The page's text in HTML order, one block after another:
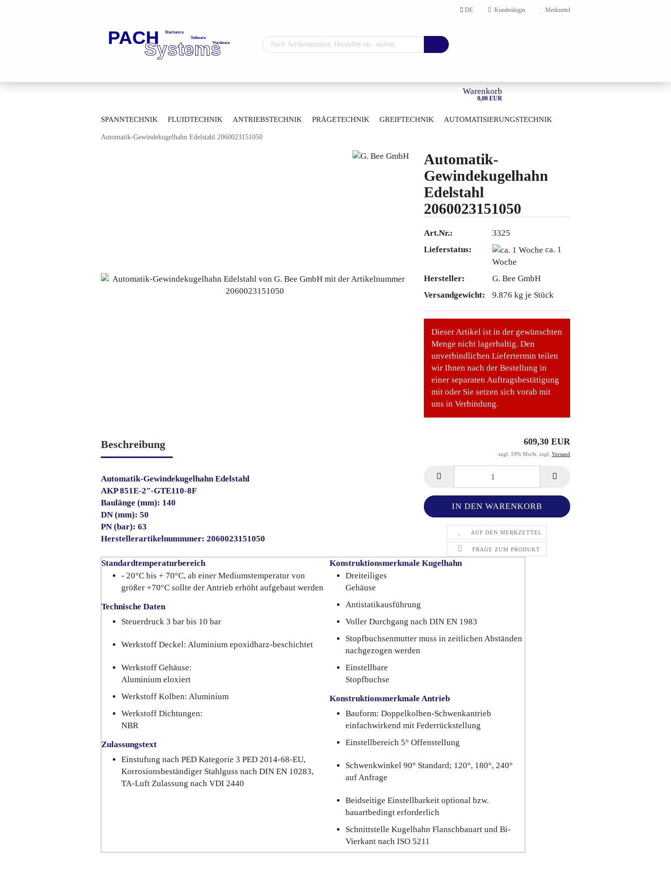
DE Kundenlogin
Passwort vergessen?
Merkzettel
Warenkorb
0,00 EUR
SPANNTECHNIK FLUIDTECHNIK ANTRIEBSTECHNIK PRÄGETECHNIK GREIFTECHNIK AUTOMATISIERUNGSTECHNIK
MESSTECHNIK LAGERTECHNIK ARTIKELÜBERSICHT
» »
Automatik-Gewindekugelhahn Edelstahl 2060023151050
Automatik-
Gewindekugelhahn
Edelstahl
2060023151050
Art.Nr.:
3325
Lieferstatus:
ca. 1
Woche
Hersteller:
G. Bee GmbH
Versandgewicht:
9.876 kg je Stück
Dieser Artikel ist in der gewünschten
Menge nicht lagerhaltig. Den
unverbindlichen Liefertermin teilen
wir Ihnen nach der Bestellung in
einer separaten Auftragsbestätigung
mit oder Sie setzen sich vorab mit
uns in Verbindung.
609,30 EUR
zzgl. 19% MwSt. zzgl. Versand
AUF DEN MERKZETTEL
FRAGE ZUM PRODUKT
Beschreibung
Automatik-Gewindekugelhahn Edelstahl
AKP 851E-2"-GTE110-8F
Baulänge (mm): 140
DN (mm): 50
PN (bar): 63
Herstellerartikelnummmer: 2060023151050
Standardtemperaturbereich
Konstruktionsmerkmale Kugelhahn
- 20°C bis + 70°C, ab einer Mediumstemperatur von
größer +70°C sollte der Antrieb erhöht aufgebaut werden
Dreiteiliges
Gehäuse
Technische Daten
Antistatikausführung
Steuerdruck 3 bar bis 10 bar
Voller Durchgang nach DIN EN 1983
Werkstoff Deckel: Aluminium epoxidharz-beschichtet
Stopfbuchsenmutter muss in zeitlichen Abständen
nachgezogen werden
Werkstoff Gehäuse:
Aluminium eloxiert
Einstellbare
Stopfbuchse
Werkstoff Kolben: Aluminium
Konstruktionsmerkmale Antrieb
Werkstoff Dichtungen:
NBR
Bauform: Doppelkolben-Schwenkantrieb
einfachwirkend mit Federrückstellung
Zulassungstext
Einstellbereich 5° Offenstellung
Einstufung nach PED Kategorie 3 PED 2014-68-EU,
Korrosionsbeständiger Stahlguss nach DIN EN 10283,
TA-Luft Zulassung nach VDI 2440
Schwenkwinkel 90° Standard; 120°, 180°, 240°
auf Anfrage
Beidseitige Einstellbarkeit optional bzw.
bauartbedingt erforderlich
Schnittstelle Kugelhahn Flanschbauart und Bi-
Vierkant nach ISO 5211